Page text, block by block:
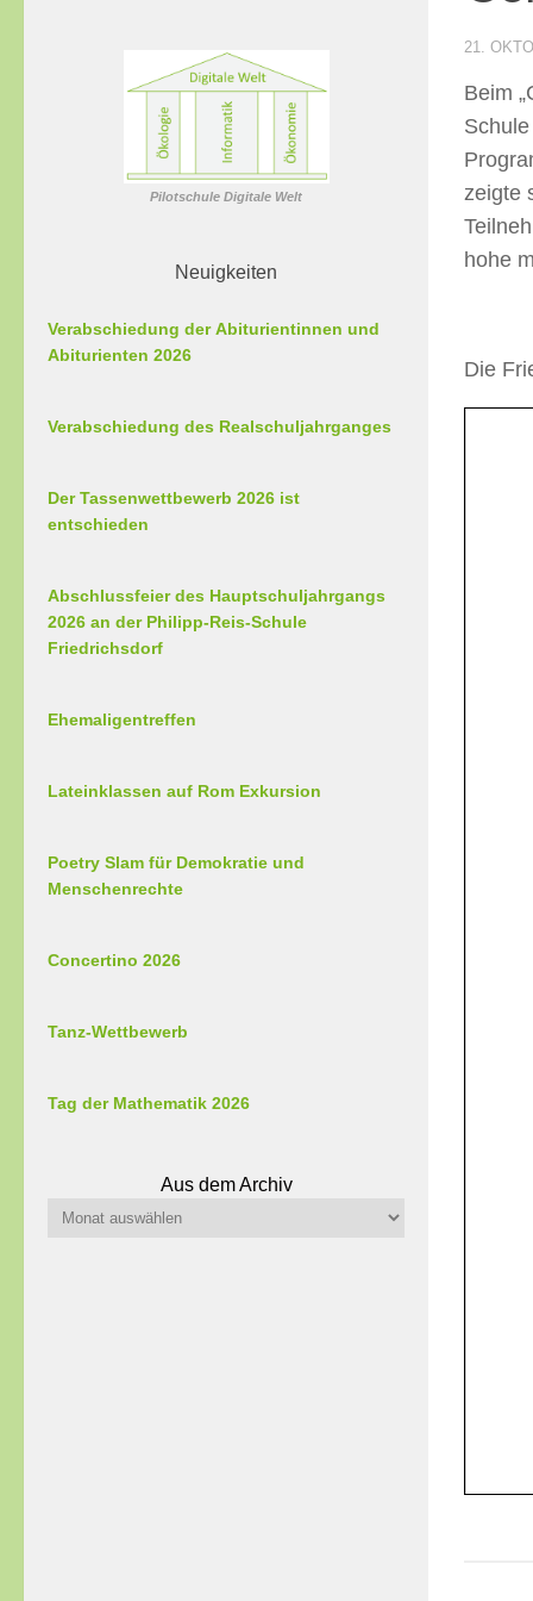
21.
Beim
zeigte
hohe
Die
Pilotschule Digitale Welt
Neuigkeiten
Verabschiedung der Abiturientinnen und
Abiturienten 2026
Verabschiedung des Realschuljahrganges
Der Tassenwettbewerb 2026 ist
entschieden
Abschlussfeier des Hauptschuljahrgangs
2026 an der Philipp-Reis-Schule
Friedrichsdorf
Ehemaligentreffen
Lateinklassen auf Rom Exkursion
Poetry Slam für Demokratie und
Menschenrechte
Concertino 2026
Tanz-Wettbewerb
Tag der Mathematik 2026
Aus dem Archiv
Aus